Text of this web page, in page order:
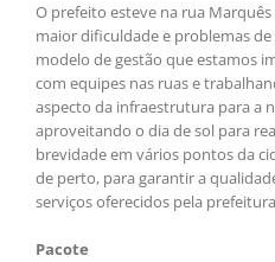
O prefeito esteve na rua
maior dificuldade e problemas
modelo de gestão que estamos
com equipes nas ruas e
aspecto da infraestrutura para a
aproveitando o dia de sol para
brevidade em vários pontos da
de perto, para garantir a
serviços oferecidos pela
Pacote